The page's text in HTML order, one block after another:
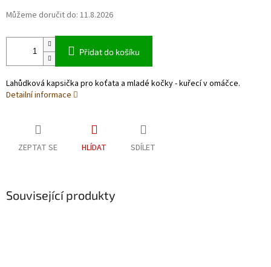
Můžeme doručit do: 11.8.2026
Přidat do košíku
Lahůdková kapsička pro koťata a mladé kočky - kuřecí v omáčce.
Detailní informace
ZEPTAT SE HLÍDAT SDÍLET
Související produkty